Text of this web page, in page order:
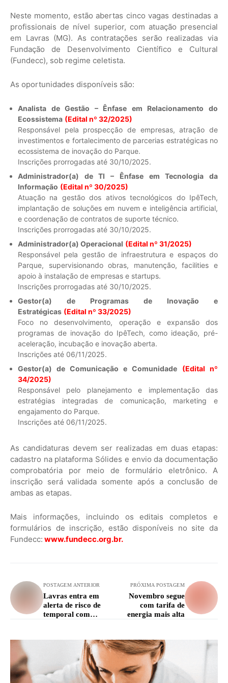
Neste momento, estão abertas cinco vagas destinadas a
profissionais de nível superior, com atuação presencial
em Lavras (MG). As contratações serão realizadas via
Fundação de Desenvolvimento Científico e Cultural
(Fundecc), sob regime celetista.
As oportunidades disponíveis são:
Analista de Gestão – Ênfase em Relacionamento do
Ecossistema (Edital nº 32/2025)
Responsável pela prospecção de empresas, atração de
investimentos e fortalecimento de parcerias estratégicas no
ecossistema de inovação do Parque.
Inscrições prorrogadas até 30/10/2025.
Administrador(a) de TI – Ênfase em Tecnologia da
Informação (Edital nº 30/2025)
Atuação na gestão dos ativos tecnológicos do IpêTech,
implantação de soluções em nuvem e inteligência artificial,
e coordenação de contratos de suporte técnico.
Inscrições prorrogadas até 30/10/2025.
Administrador(a) Operacional (Edital nº 31/2025)
Responsável pela gestão de infraestrutura e espaços do
Parque, supervisionando obras, manutenção, facilities e
apoio à instalação de empresas e startups.
Inscrições prorrogadas até 30/10/2025.
Gestor(a) de Programas de Inovação e
Estratégicas (Edital nº 33/2025)
Foco no desenvolvimento, operação e expansão dos
programas de inovação do IpêTech, como ideação, pré-
aceleração, incubação e inovação aberta.
Inscrições até 06/11/2025.
Gestor(a) de Comunicação e Comunidade
(Edital nº
34/2025)
Responsável pelo planejamento e implementação das
estratégias integradas de comunicação, marketing e
engajamento do Parque.
Inscrições até 06/11/2025.
As candidaturas devem ser realizadas em duas etapas:
cadastro na plataforma Sólides e envio da documentação
comprobatória por meio de formulário eletrônico. A
inscrição será validada somente após a conclusão de
ambas as etapas.
Mais informações, incluindo os editais completos e
formulários de inscrição, estão disponíveis no site da
Fundecc: www.fundecc.org.br.
POSTAGEM ANTERIOR
Lavras entra em
alerta de risco de
temporal com
PRÓXIMA POSTAGEM
Novembro segue
com tarifa de
energia mais alta